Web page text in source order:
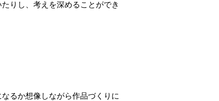
りし、考えを深めることができ
るか想像しながら作品づくりに